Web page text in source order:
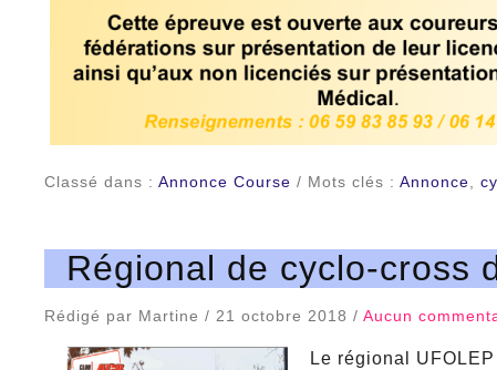
Classé dans : Annonce Course / Mots clés : Annonce
Régional de cyclo-cross
Rédigé par Martine / 21 octobre 2018 / Aucun
Le régional